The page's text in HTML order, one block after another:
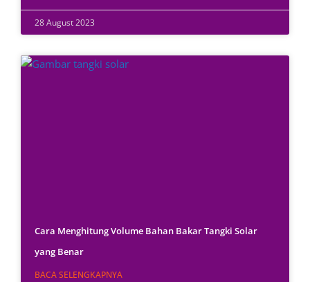
28 August 2023
Cara Menghitung Volume Bahan Bakar Tangki Solar
yang Benar
BACA SELENGKAPNYA